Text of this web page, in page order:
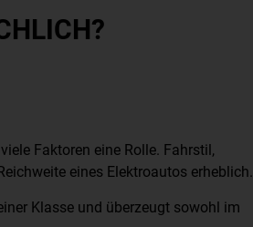
Faktoren eine Rolle. Fahrstil,
eines Elektroautos erheblich.
Klasse und überzeugt sowohl im